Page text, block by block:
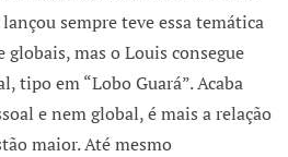
sempre teve essa temática
globais, mas o Louis consegue
tipo em “Lobo Guará”. Acaba
e nem global, é mais a relação
maior. Até mesmo